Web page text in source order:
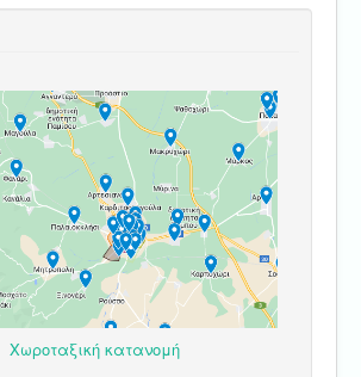
Χωροταξική κατανομή